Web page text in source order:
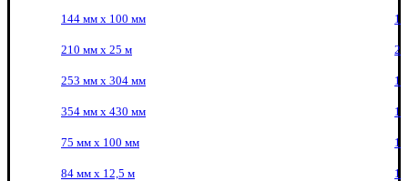
144 мм х 100 мм 1
210 мм х 25 м 2
253 мм x 304 мм 1
354 мм x 430 мм 1
75 мм х 100 мм 1
84 мм x 12,5 м 1